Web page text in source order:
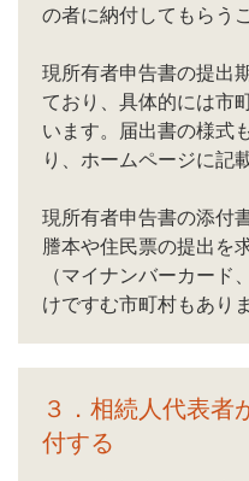
の者に納付してもらう
現所有者申告書の提出
ており、具体的には市
います。届出書の様式
り、ホームページに記
現所有者申告書の添付
謄本や住民票の提出を
（マイナンバーカード
けですむ市町村もあり
３．相続人代表者
付する